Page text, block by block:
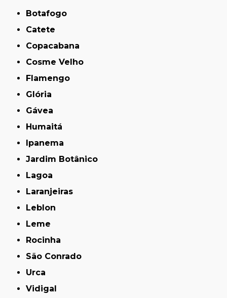
Botafogo
Catete
Copacabana
Cosme Velho
Flamengo
Glória
Gávea
Humaitá
Ipanema
Jardim Botânico
Lagoa
Laranjeiras
Leblon
Leme
Rocinha
São Conrado
Urca
Vidigal